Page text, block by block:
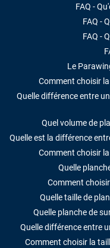
FAQ -
FAQ -
FAQ -
Le
Comment choisir
Quelle différence entre
Quel volume de
Quelle est la différence
Comment choisir
Quelle
Comment
Quelle taille de
Quelle planche de
Quelle différence entre
Comment choisir la